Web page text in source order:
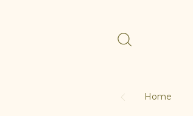
Home